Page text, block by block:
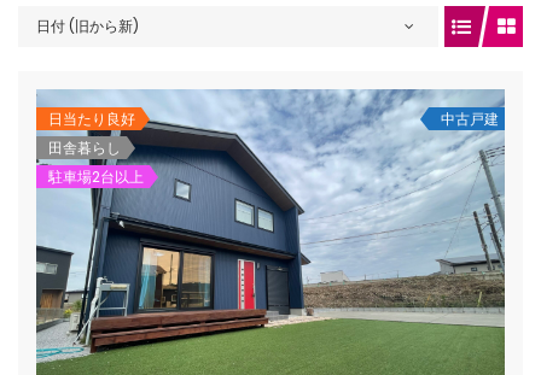
日付 (旧から新)
日当たり良好
田舎暮らし
駐車場2台以上
中古戸建
top-